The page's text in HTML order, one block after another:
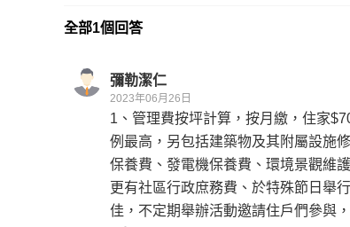
全部1個回答
彌勒潔仁
2023年06月26日
1、管理費按坪計算，按月繳，住家
例最高，另包括建築物及其附屬設施
保養費、發電機保養費、環境景觀維
更有社區行政庶務費、於特殊節日舉
佳，不定期舉辦活動邀請住戶們參與